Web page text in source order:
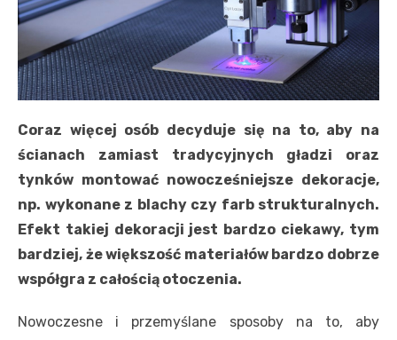
Coraz więcej osób decyduje się na to, aby na
ścianach zamiast tradycyjnych gładzi oraz
tynków montować nowocześniejsze dekoracje,
np. wykonane z blachy czy farb strukturalnych.
Efekt takiej dekoracji jest bardzo ciekawy, tym
bardziej, że większość materiałów bardzo dobrze
współgra z całością otoczenia.
Nowoczesne i przemyślane sposoby na to, aby